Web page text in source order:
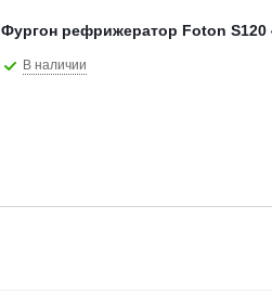
Фургон рефрижератор Foton S120
В наличии